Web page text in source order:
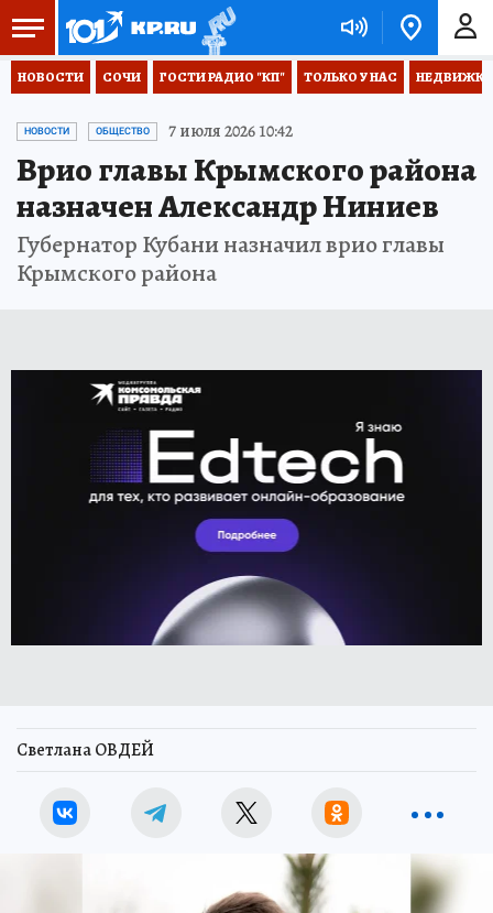
НОВОСТИ СОЧИ ГОСТИ РАДИО "КП" ТОЛЬКО У НАС НЕДВИЖКА
НОВОСТИ ОБЩЕСТВО 7 июля 2026 10:42
Врио главы Крымского района
назначен Александр Ниниев
Губернатор Кубани назначил врио главы
Крымского района
Светлана ОВДЕЙ